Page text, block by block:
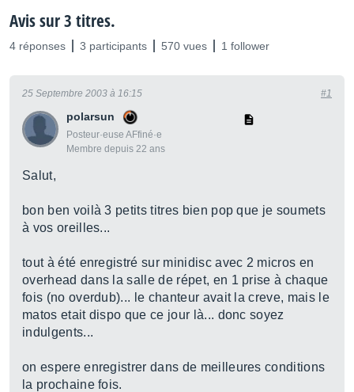
Avis sur 3 titres.
4 réponses 3 participants 570 vues 1 follower
polarsun
Posteur·euse AFfiné·e
Membre depuis 22 ans
25 Septembre 2003 à 16:15 #1
Salut,
bon ben voilà 3 petits titres bien pop que je soumets
à vos oreilles...
tout à été enregistré sur minidisc avec 2 micros en
overhead dans la salle de répet, en 1 prise à chaque
fois (no overdub)... le chanteur avait la creve, mais le
matos etait dispo que ce jour là... donc soyez
indulgents...
on espere enregistrer dans de meilleures conditions
la prochaine fois.